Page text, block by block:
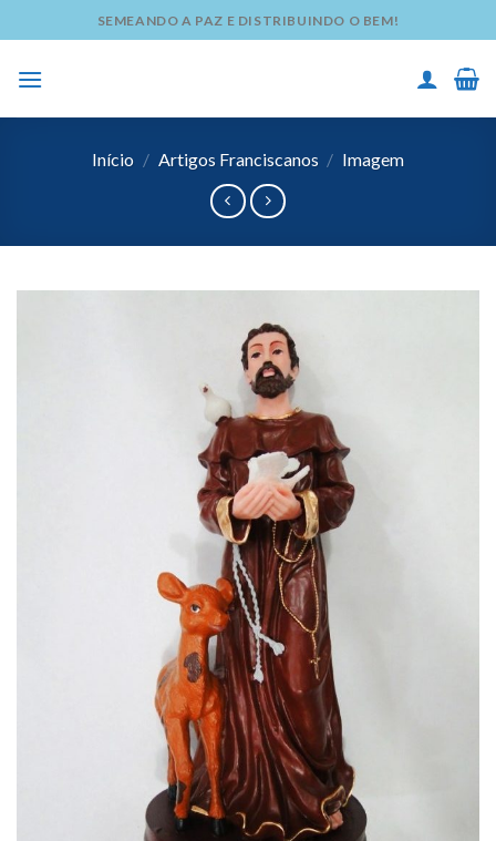
to
content
SEMEANDO A PAZ E DISTRIBUINDO O BEM!
Início / Artigos Franciscanos / Imagem